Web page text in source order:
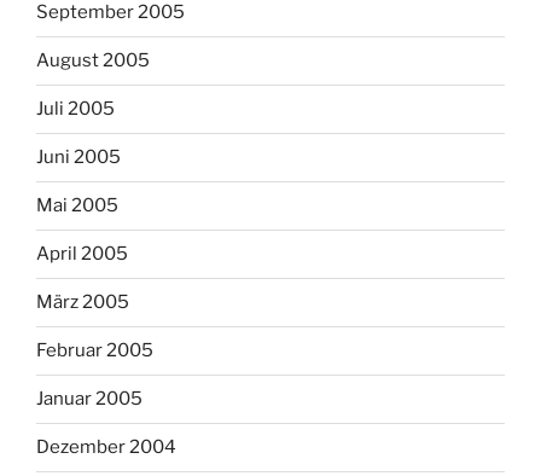
September 2005
August 2005
Juli 2005
Juni 2005
Mai 2005
April 2005
März 2005
Februar 2005
Januar 2005
Dezember 2004